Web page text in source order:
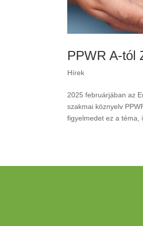
PPWR A-tól
Hírek
2025 februárjában az
szakmai köznyelv
figyelmedet ez a téma,